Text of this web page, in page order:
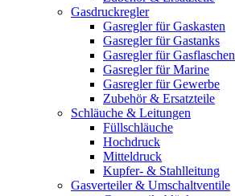
Gasdruckregler
Gasregler für Gaskasten
Gasregler für Gastanks
Gasregler für Gasflaschen
Gasregler für Marine
Gasregler für Gewerbe
Zubehör & Ersatzteile
Schläuche & Leitungen
Füllschläuche
Hochdruck
Mitteldruck
Kupfer- & Stahlleitung
Gasverteiler & Umschaltventile